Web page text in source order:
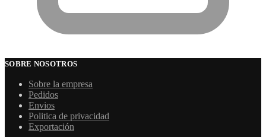
SOBRE NOSOTROS
Sobre la empresa
Pedidos
Envios
Politica de privacidad
Exportación